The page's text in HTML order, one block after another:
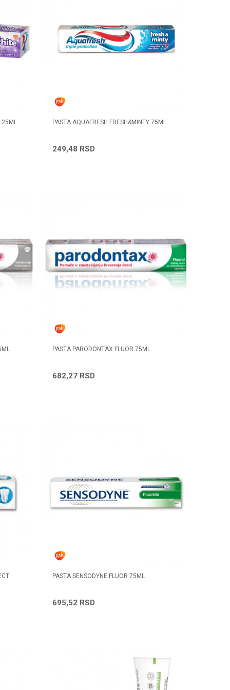
PASTA AQUAFRESH FRESH&MINTY 75ML
249,48 RSD
PASTA PARODONTAX FLUOR 75ML
682,27 RSD
PASTA SENSODYNE FLUOR 75ML
695,52 RSD